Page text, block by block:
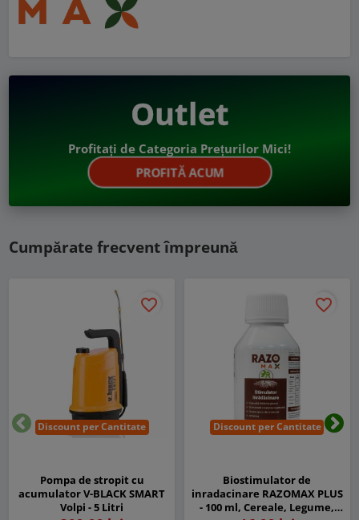
Outlet
Profitați de Categoria Prețurilor Mici!
PROFITĂ ACUM
Cumpărate frecvent împreună
Discount per Cantitate
favorite_border
Pompa de stropit cu
acumulator V-BLACK SMART
Volpi - 5 Litri
Discount per Cantitate
favorite_border
Biostimulator de
inradacinare RAZOMAX PLUS
- 100 ml, Cereale, Legume,